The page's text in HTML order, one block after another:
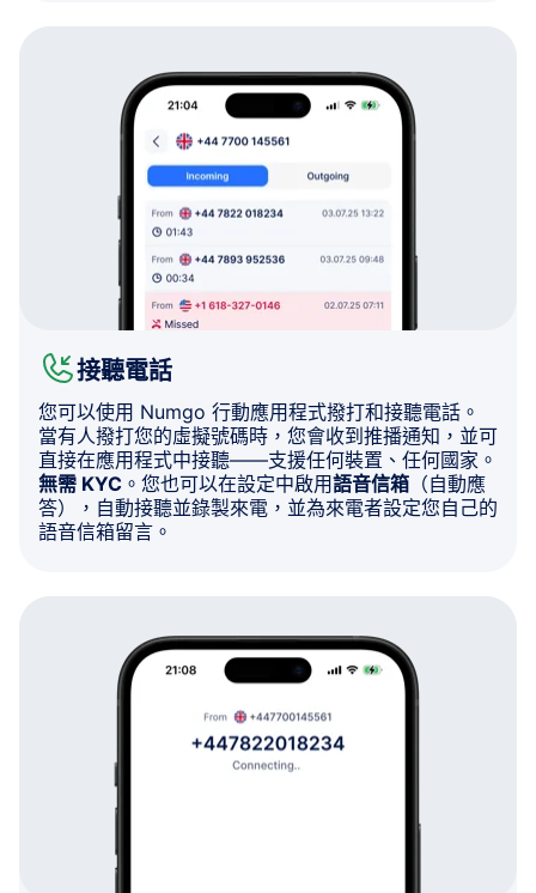
接聽電話
您可以使用 Numgo 行動應用程式撥打和接聽電話。
當有人撥打您的虛擬號碼時，您會收到推播通知，並可
直接在應用程式中接聽——支援任何裝置、任何國家。
無需 KYC 。您也可以在設定中啟用語音信箱 （自動應
答），自動接聽並錄製來電，並為來電者設定您自己的
語音信箱留言。